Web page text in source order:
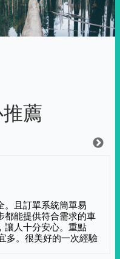
薦
。且訂單系統簡單易
都能提供符合需求的車
讓人十分安心。重點
多。很美好的一次經驗